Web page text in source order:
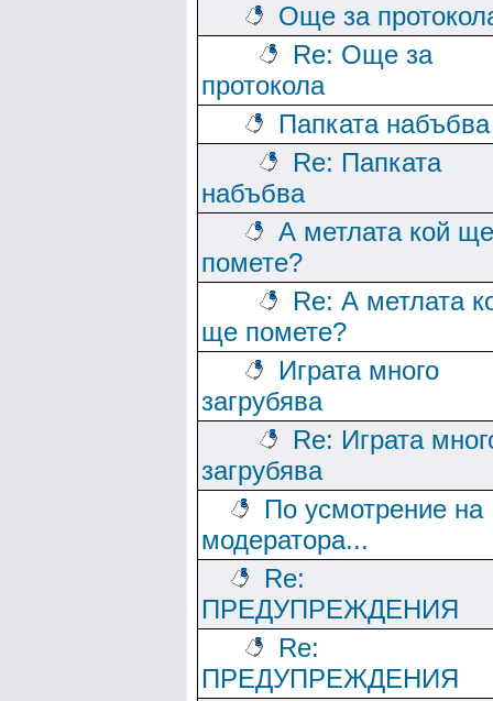
Още за
Re: Още за
протокола
Папката набъбва
Re: Папката
набъбва
А метлата кой ще
помете?
Re: А метлата
ще помете?
Играта много
загрубява
Re: Играта
загрубява
По усмотрение на
модератора...
Re:
ПРЕДУПРЕЖДЕНИЯ
Re:
ПРЕДУПРЕЖДЕНИЯ